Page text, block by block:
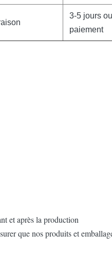
3-5 jours
paiement
et après la production
que nos produits et